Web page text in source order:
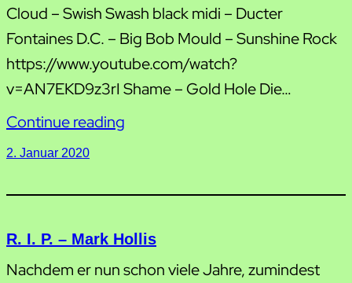
Cloud – Swish Swash black midi – Ducter
Fontaines D.C. – Big Bob Mould – Sunshine Rock
https://www.youtube.com/watch?
v=AN7EKD9z3rI Shame – Gold Hole Die…
Continue reading
2. Januar 2020
R. I. P. – Mark Hollis
Nachdem er nun schon viele Jahre, zumindest